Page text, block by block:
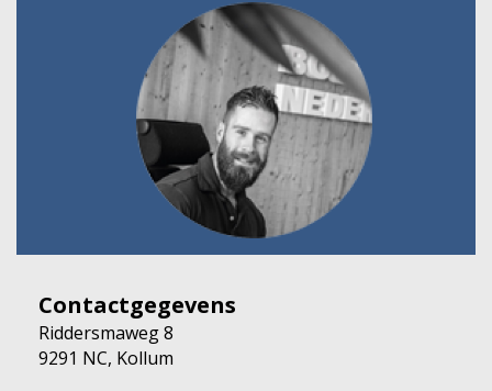
Contactgegevens
Riddersmaweg 8
9291 NC, Kollum